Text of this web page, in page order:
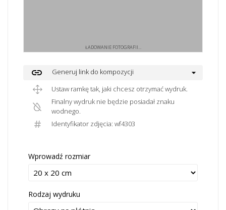
ŁADOWANIE FOTOGRAFII...
link
Generuj link do kompozycji
Ustaw ramkę tak, jaki chcesz otrzymać wydruk.
Finalny wydruk nie będzie posiadał znaku
wodnego.
Identyfikator zdjęcia: wf4303
Wprowadź rozmiar
Rodzaj wydruku